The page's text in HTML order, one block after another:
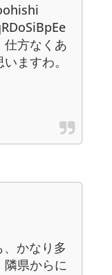
仕方なくあ
ますわ。
かなり多
県からに